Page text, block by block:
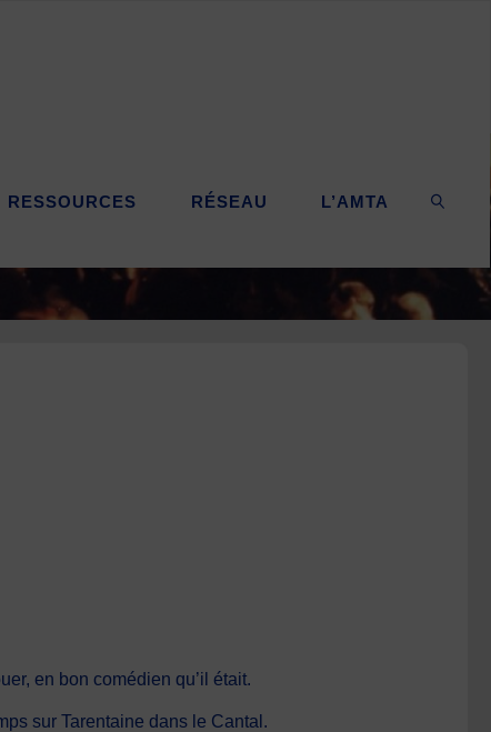
RESSOURCES RÉSEAU L’AMTA
en bon comédien qu’il était.
sur Tarentaine dans le Cantal.